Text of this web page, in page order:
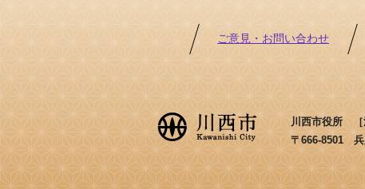
ご意見・お問い合わせ
川西市役所 ［
〒666-8501